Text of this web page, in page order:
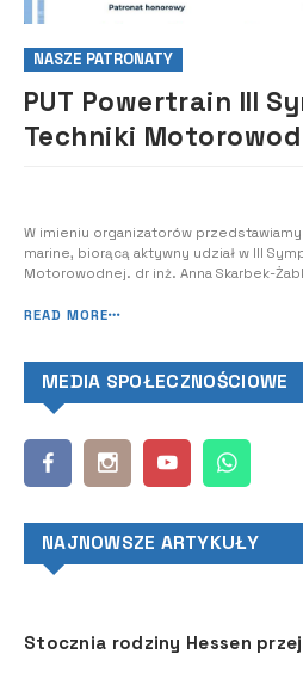
NASZE PATRONATY
PUT Powertrain III
Techniki
W imieniu organizatorów
marine, biorącą aktywny udział w III
Motorowodnej. dr inż. Anna Skarbek-
odpowiedź branży marine na wyzwania
READ MORE
MEDIA SPOŁECZNOŚCIOWE
NAJNOWSZE ARTYKUŁY
Stocznia rodziny Hessen